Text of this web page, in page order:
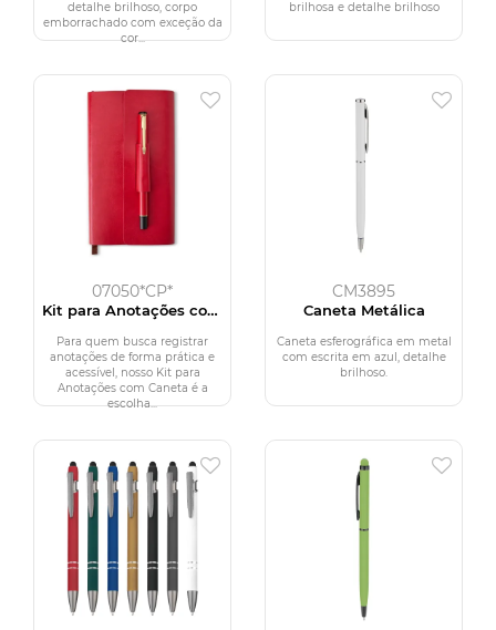
detalhe brilhoso, corpo
emborrachado com exceção da
cor...
brilhosa e detalhe brilhoso
07050*CP*
Kit para Anotações com
Caneta
Para quem busca registrar
anotações de forma prática e
acessível, nosso Kit para
Anotações com Caneta é a
escolha...
CM3895
Caneta Metálica
Caneta esferográfica em metal
com escrita em azul, detalhe
brilhoso.